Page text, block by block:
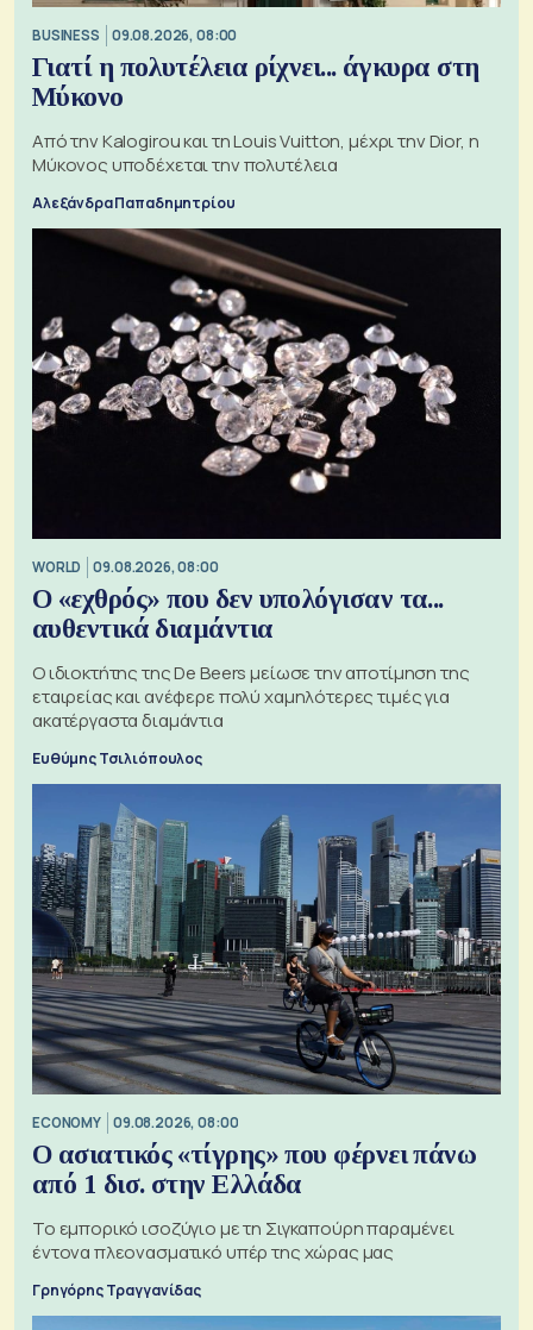
BUSINESS 09.08.2026, 08:00
Γιατί η πολυτέλεια ρίχνει... άγκυρα στη
Μύκονο
Από την Kalogirou και τη Louis Vuitton, μέχρι την Dior, η
Μύκονος υποδέχεται την πολυτέλεια
Αλεξάνδρα Παπαδημητρίου
WORLD 09.08.2026, 08:00
Ο «εχθρός» που δεν υπολόγισαν τα...
αυθεντικά διαμάντια
Ο ιδιοκτήτης της De Beers μείωσε την αποτίμηση της
εταιρείας και ανέφερε πολύ χαμηλότερες τιμές για
ακατέργαστα διαμάντια
Ευθύμης Τσιλιόπουλος
ECONOMY 09.08.2026, 08:00
Ο ασιατικός «τίγρης» που φέρνει πάνω
από 1 δισ. στην Ελλάδα
Το εμπορικό ισοζύγιο με τη Σιγκαπούρη παραμένει
έντονα πλεονασματικό υπέρ της χώρας μας
Γρηγόρης Τραγγανίδας